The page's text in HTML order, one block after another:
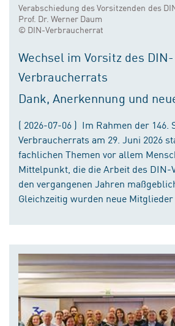
Verabschiedung des Vorsitzenden des
Prof. Dr. Werner Daum
© DIN-Verbraucherrat
Wechsel im Vorsitz des DIN-
Verbraucherrats
Dank, Anerkennung und
( 2026-07-06 ) Im Rahmen der 146.
Verbraucherrats am 29. Juni 2026
fachlichen Themen vor allem
Mittelpunkt, die die Arbeit des
den vergangenen Jahren
Gleichzeitig wurden neue Mitglieder